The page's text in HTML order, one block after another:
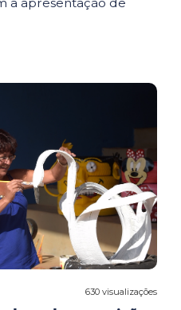
630 visualizações